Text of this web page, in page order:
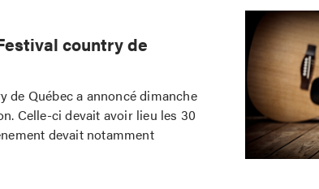
country de
de Québec a annoncé dimanche
Celle-ci devait avoir lieu les 30
devait notamment